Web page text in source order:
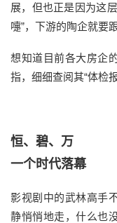
展，但也正是因为这
嚏”，下游的陶企就要跟
想知道目前各大房企
指，细细查阅其“体检报
恒、碧、万
一个时代落幕
影视剧中的武林高手
静悄悄地走，什么也